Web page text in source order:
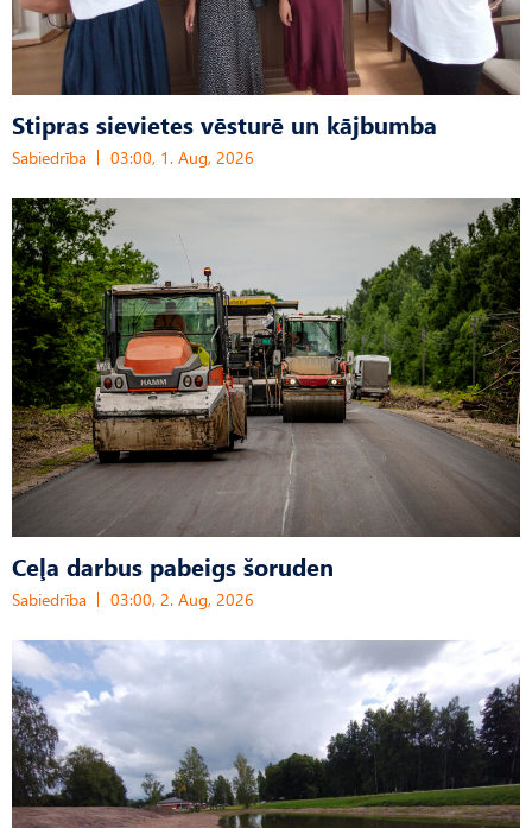
Stipras sievietes vēsturē un kājbumba
Sabiedrība 03:00, 1. Aug, 2026
Ceļa darbus pabeigs šoruden
Sabiedrība 03:00, 2. Aug, 2026